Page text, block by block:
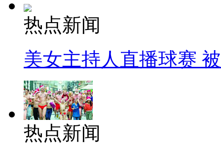
热点新闻
美女主持人直播球赛
热点新闻